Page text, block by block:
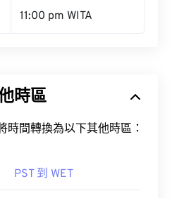
11:00 pm WITA
時區
時間轉換為以下其他時區：
PST 到 WET